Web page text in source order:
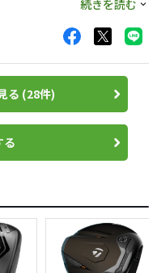
たほどである。とにか
えに逆らいつつせめて
中である。
りないクラブかもしれ
ちますが、個人的には
日本で発売しているレフ
さしいクラブではない
続きを読む
る (28件)
る